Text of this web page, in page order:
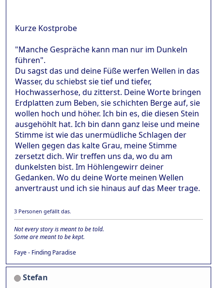
Kurze Kostprobe
"Manche Gespräche kann man nur im Dunkeln
führen".
Du sagst das und deine Füße werfen Wellen in das
Wasser, du schiebst sie tief und tiefer,
Hochwasserhose, du zitterst. Deine Worte bringen
Erdplatten zum Beben, sie schichten Berge auf, sie
wollen hoch und höher. Ich bin es, die diesen Stein
ausgehöhlt hat. Ich bin dann ganz leise und meine
Stimme ist wie das unermüdliche Schlagen der
Wellen gegen das kalte Grau, meine Stimme
zersetzt dich. Wir treffen uns da, wo du am
dunkelsten bist. Im Höhlengewirr deiner
Gedanken. Wo du deine Worte meinen Wellen
anvertraust und ich sie hinaus auf das Meer trage.
3 Personen gefällt das.
Not every story is meant to be told.
Some are meant to be kept.
Faye - Finding Paradise
Stefan